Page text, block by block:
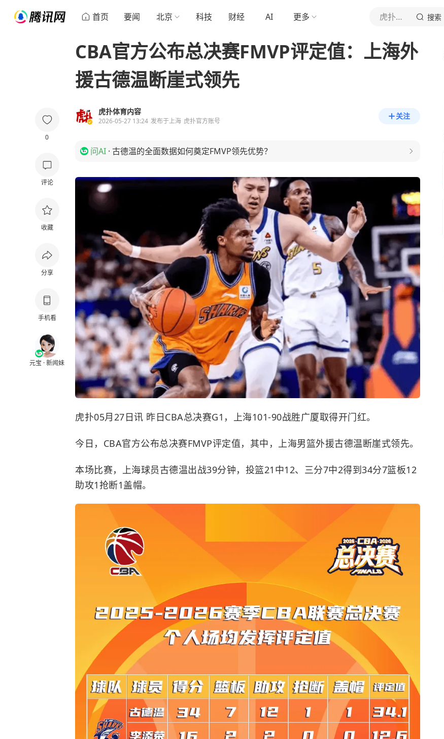
首页 要闻 北京 科技 财经 AI 更多 虎扑体育内容 搜索
0
评论
收藏
分享
手机看
元宝 · 新闻妹
CBA官方公布总决赛FMVP评定值：上海外
援古德温断崖式领先
虎扑体育内容
2026-05-27 13:24 发布于上海 虎扑官方账号
关注
问AI · 古德温的全面数据如何奠定FMVP领先优势？
虎扑05月27日讯 昨日CBA总决赛G1，上海101-90战胜广厦取得开门红。
今日，CBA官方公布总决赛FMVP评定值，其中，上海男篮外援古德温断崖式领先。
本场比赛，上海球员古德温出战39分钟，投篮21中12、三分7中2得到34分7篮板12
助攻1抢断1盖帽。